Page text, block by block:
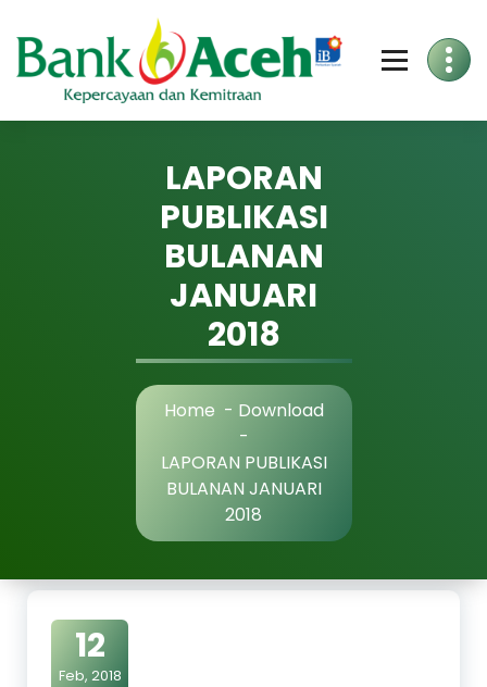
to
Content
LAPORAN
PUBLIKASI
BULANAN
JANUARI
2018
Home - Download
-
LAPORAN PUBLIKASI
BULANAN JANUARI
2018
12
Feb, 2018